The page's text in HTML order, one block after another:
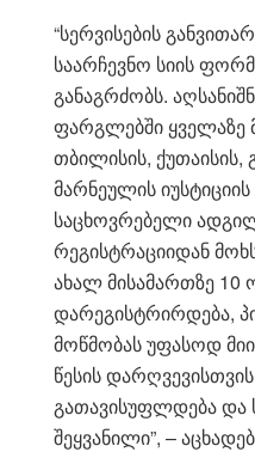
“სერვისების
საარჩევნო სიის
განაგრძობს.
ფარგლებში ყველაზე
თბილისის, ქუთაისის,
მარნეულის
საცხოვრებელი
რეგისტრაციიდან
ახალ მისამართზე
დარეგისტრირდება,
მოწმობას უფასოდ
წესის
გათავისუფლდება და
შეყვანილი”, –